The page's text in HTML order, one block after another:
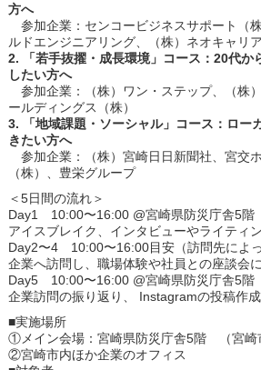
方へ
参加企業：センコービジネスサポート（
ルドエンジニアリング、（株）ネオキャリア
2. 「若手抜擢・成長環境」コース：20代か
したい方へ
参加企業：（株）ワン・ステップ、（株
ールディングス（株）
3. 「地域課題・ソーシャル」コース：ロー
きたい方へ
参加企業：（株）宮崎日日新聞社、宮交
（株）、豊栄グループ
＜5日間の流れ＞
Day1 10:00〜16:00 @宮崎県防災庁舎5階
アイスブレイク、インタビューやライティ
Day2〜4 10:00〜16:00目安（訪問先によっ
企業へ訪問し、職場体験や社員との座談会
Day5 10:00〜16:00 @宮崎県防災庁舎5階
企業訪問の振り返り、 Instagramの投稿作
■実施場所
①メイン会場：宮崎県防災庁舎5階 （宮崎
②宮崎市内ほか企業のオフィス